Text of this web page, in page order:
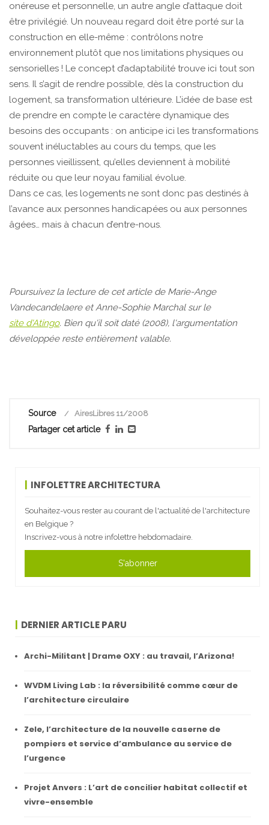
onéreuse et personnelle, un autre angle d’attaque doit
être privilégié. Un nouveau regard doit être porté sur la
construction en elle-même : contrôlons notre
environnement plutôt que nos limitations physiques ou
sensorielles ! Le concept d’adaptabilité trouve ici tout son
sens. Il s’agit de rendre possible, dès la construction du
logement, sa transformation ultérieure. L’idée de base est
de prendre en compte le caractère dynamique des
besoins des occupants : on anticipe ici les transformations
souvent inéluctables au cours du temps, que les
personnes vieillissent, qu’elles deviennent à mobilité
réduite ou que leur noyau familial évolue.
Dans ce cas, les logements ne sont donc pas destinés à
l’avance aux personnes handicapées ou aux personnes
âgées… mais à chacun d’entre-nous.
Poursuivez la lecture de cet article de Marie-Ange
Vandecandelaere et Anne-Sophie Marchal sur le
site d'Atingo. Bien qu'il soit daté (2008), l'argumentation
développée reste entièrement valable.
Source AiresLibres 11/2008
Partager cet article
INFOLETTRE ARCHITECTURA
Souhaitez-vous rester au courant de l'actualité de l'architecture
en Belgique ?
Inscrivez-vous à notre infolettre hebdomadaire.
S'abonner
DERNIER ARTICLE PARU
Archi-Militant | Drame OXY : au travail, l’Arizona!
WVDM Living Lab : la réversibilité comme cœur de
l’architecture circulaire
Zele, l’architecture de la nouvelle caserne de
pompiers et service d’ambulance au service de
l’urgence
Projet Anvers : L’art de concilier habitat collectif et
vivre-ensemble